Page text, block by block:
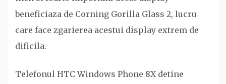
beneficiaza de Corning Gorilla Glass 2, lucru
care face zgarierea acestui display extrem de
dificila.
Telefonul HTC Windows Phone 8X detine